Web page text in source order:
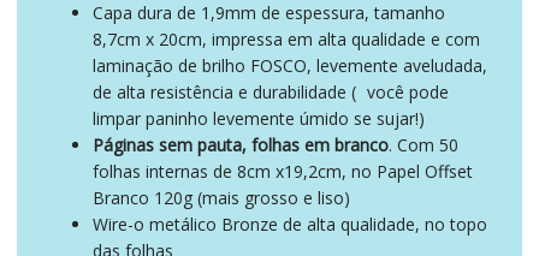
Capa dura de 1,9mm de espessura, tamanho
8,7cm x 20cm, impressa em alta qualidade e com
laminação de brilho FOSCO, levemente aveludada,
de alta resistência e durabilidade ( você pode
limpar paninho levemente úmido se sujar!)
Páginas sem pauta, folhas em branco. Com 50
folhas internas de 8cm x19,2cm, no Papel Offset
Branco 120g (mais grosso e liso)
Wire-o metálico Bronze de alta qualidade, no topo
das folhas